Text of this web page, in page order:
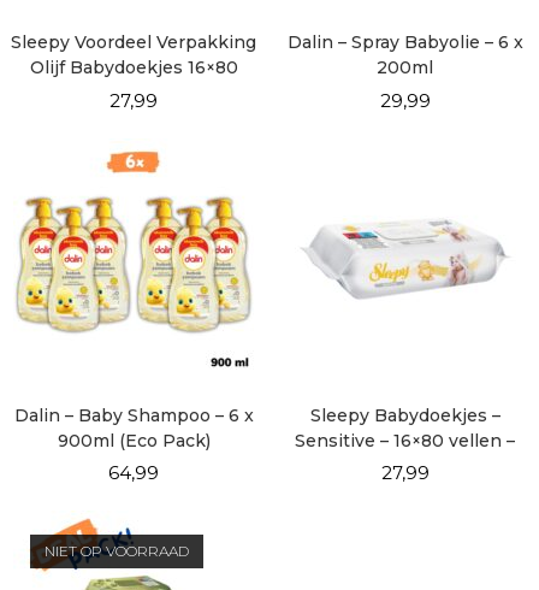
Sleepy Voordeel Verpakking
Olijf Babydoekjes 16×80
vellen
27,99
Dalin – Spray Babyolie – 6 x
200ml
29,99
Dalin – Baby Shampoo – 6 x
900ml (Eco Pack)
64,99
Sleepy Babydoekjes –
Sensitive – 16×80 vellen –
Voordeel Verpakking
27,99
NIET OP VOORRAAD